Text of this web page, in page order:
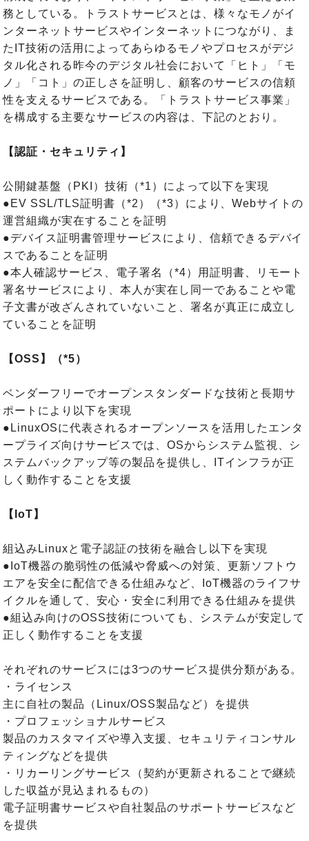
務としている。トラストサービスとは、様々なモノがイ
ンターネットサービスやインターネットにつながり、ま
たIT技術の活用によってあらゆるモノやプロセスがデジ
タル化される昨今のデジタル社会において「ヒト」「モ
ノ」「コト」の正しさを証明し、顧客のサービスの信頼
性を支えるサービスである。「トラストサービス事業」
を構成する主要なサービスの内容は、下記のとおり。
【認証・セキュリティ】
公開鍵基盤（PKI）技術（*1）によって以下を実現
●EV SSL/TLS証明書（*2）（*3）により、Webサイトの
運営組織が実在することを証明
●デバイス証明書管理サービスにより、信頼できるデバイ
スであることを証明
●本人確認サービス、電子署名（*4）用証明書、リモート
署名サービスにより、本人が実在し同一であることや電
子文書が改ざんされていないこと、署名が真正に成立し
ていることを証明
【OSS】（*5）
ベンダーフリーでオープンスタンダードな技術と長期サ
ポートにより以下を実現
●LinuxOSに代表されるオープンソースを活用したエンタ
ープライズ向けサービスでは、OSからシステム監視、シ
ステムバックアップ等の製品を提供し、ITインフラが正
しく動作することを支援
【IoT】
組込みLinuxと電子認証の技術を融合し以下を実現
●IoT機器の脆弱性の低減や脅威への対策、更新ソフトウ
エアを安全に配信できる仕組みなど、IoT機器のライフサ
イクルを通して、安心・安全に利用できる仕組みを提供
●組込み向けのOSS技術についても、システムが安定して
正しく動作することを支援
それぞれのサービスには3つのサービス提供分類がある。
・ライセンス
主に自社の製品（Linux/OSS製品など）を提供
・プロフェッショナルサービス
製品のカスタマイズや導入支援、セキュリティコンサル
ティングなどを提供
・リカーリングサービス（契約が更新されることで継続
した収益が見込まれるもの）
電子証明書サービスや自社製品のサポートサービスなど
を提供